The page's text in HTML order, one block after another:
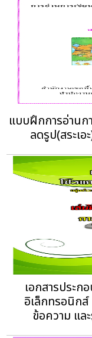
แบบฝึกการอ่านก
ลดรูป(สระเ
เอกสารประก
อิเล็กทรอนิก
ข้อความ แ